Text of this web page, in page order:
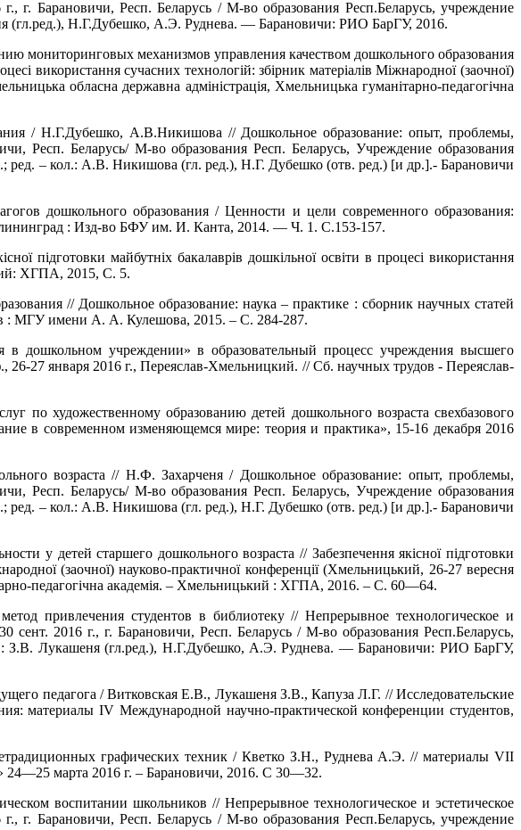
г. Барановичи, Респ. Беларусь / М-во образования Респ.Беларусь, учреждение
(гл.ред.), Н.Г.Дубешко, А.Э. Руднева. — Барановичи: РИО БарГУ, 2016.
мониторинговых механизмов управления качеством дошкольного образования
використання сучасних технологій: збірник матеріалів Міжнародної (заочної)
обласна державна адміністрація, Хмельницька гуманітарно-педагогічна
/ Н.Г.Дубешко, А.В.Никишова // Дошкольное образование: опыт, проблемы,
Респ. Беларусь/ М-во образования Респ. Беларусь, Учреждение образования
ред. – кол.: А.В. Никишова (гл. ред.), Н.Г. Дубешко (отв. ред.) [и др.].- Барановичи
дошкольного образования / Ценности и цели современного образования:
: Изд-во БФУ им. И. Канта, 2014. — Ч. 1. С.153-157.
підготовки майбутніх бакалаврів дошкільної освіти в процесі використання
ХГПА, 2015, С. 5.
// Дошкольное образование: наука – практике : сборник научных статей
: МГУ имени А. А. Кулешова, 2015. – С. 284-287.
дошкольном учреждении» в образовательный процесс учреждения высшего
27 января 2016 г., Переяслав-Хмельницкий. // Сб. научных трудов - Переяслав-
по художественному образованию детей дошкольного возраста свехбазового
в современном изменяющемся мире: теория и практика», 15-16 декабря 2016
возраста // Н.Ф. Захарченя / Дошкольное образование: опыт, проблемы,
Респ. Беларусь/ М-во образования Респ. Беларусь, Учреждение образования
ред. – кол.: А.В. Никишова (гл. ред.), Н.Г. Дубешко (отв. ред.) [и др.].- Барановичи
у детей старшего дошкольного возраста // Забезпечення якісної підготовки
(заочної) науково-практичної конференції (Хмельницький, 26-27 вересня
педагогічна академія. – Хмельницький : ХГПА, 2016. – С. 60—64.
привлечения студентов в библиотеку // Непрерывное технологическое и
2016 г., г. Барановичи, Респ. Беларусь / М-во образования Респ.Беларусь,
З.В. Лукашеня (гл.ред.), Н.Г.Дубешко, А.Э. Руднева. — Барановичи: РИО БарГУ,
педагога / Витковская Е.В., Лукашеня З.В., Капуза Л.Г. // Исследовательские
материалы IV Международной научно-практической конференции студентов,
графических техник / Кветко З.Н., Руднева А.Э. // материалы VII
24—25 марта 2016 г. – Барановичи, 2016. С 30—32.
воспитании школьников // Непрерывное технологическое и эстетическое
г. Барановичи, Респ. Беларусь / М-во образования Респ.Беларусь, учреждение